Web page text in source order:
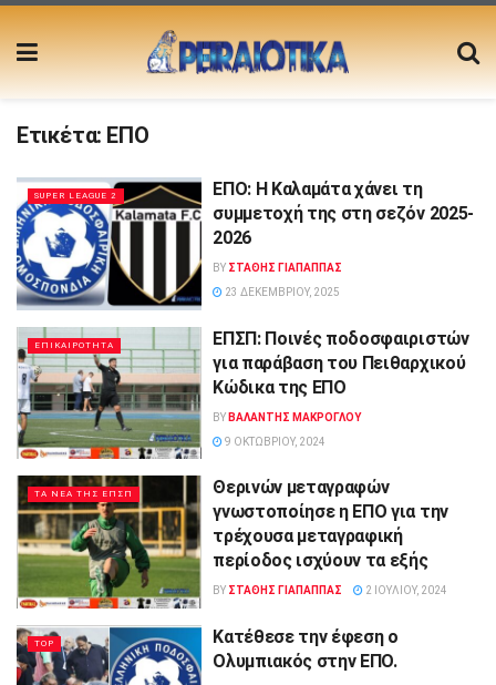
Ετικέτα: ΕΠΟ
SUPER LEAGUE 2
ΕΠΟ: Η Καλαμάτα χάνει τη
συμμετοχή της στη σεζόν 2025-
2026
BY ΣΤΑΘΗΣ ΓΊΑΠΑΠΠΑΣ
23 ΔΕΚΕΜΒΡΊΟΥ, 2025
ΕΠΙΚΑΙΡΟΤΗΤΑ
ΕΠΣΠ: Ποινές ποδοσφαιριστών
για παράβαση του Πειθαρχικού
Κώδικα της ΕΠΟ
BY ΒΑΛΑΝΤΗΣ ΜΑΚΡΟΓΛΟΥ
9 ΟΚΤΩΒΡΊΟΥ, 2024
ΤΑ ΝΕΑ ΤΗΣ ΕΠΣΠ
Θερινών μεταγραφών
γνωστοποίησε η ΕΠΟ για την
τρέχουσα μεταγραφική
περίοδος ισχύουν τα εξής
BY ΣΤΑΘΗΣ ΓΊΑΠΑΠΠΑΣ 2 ΙΟΥΛΊΟΥ, 2024
TOP
Κατέθεσε την έφεση ο
Ολυμπιακός στην ΕΠΟ.